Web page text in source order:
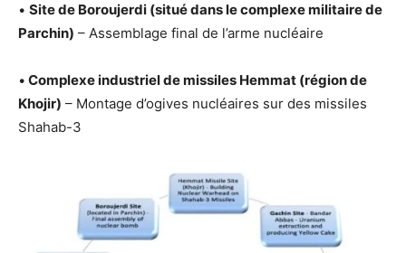
• Site de Boroujerdi (situé dans le complexe militaire de
Parchin) – Assemblage final de l’arme nucléaire
• Complexe industriel de missiles Hemmat (région de
Khojir) – Montage d’ogives nucléaires sur des missiles
Shahab-3